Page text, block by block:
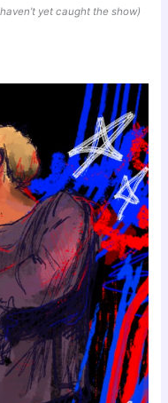
yet caught the show)